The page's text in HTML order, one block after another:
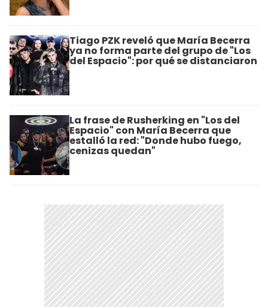
Tiago PZK reveló que María Becerra
ya no forma parte del grupo de "Los
del Espacio": por qué se distanciaron
La frase de Rusherking en "Los del
Espacio" con María Becerra que
estalló la red: "Donde hubo fuego,
cenizas quedan"